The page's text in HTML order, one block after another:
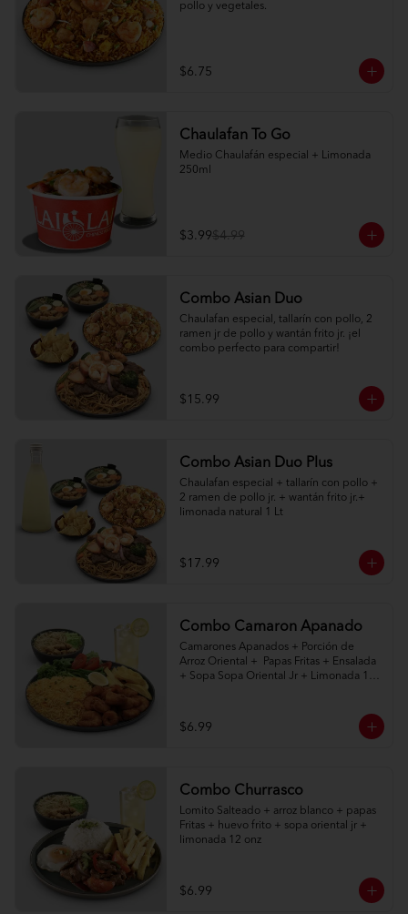
pollo y vegetales.
$6.75
Chaulafan To Go
Medio Chaulafán especial + Limonada
250ml
$3.99$4.99
Combo Asian Duo
Chaulafan especial, tallarín con pollo, 2
ramen jr de pollo y wantán frito jr. ¡el
combo perfecto para compartir!
$15.99
Combo Asian Duo Plus
Chaulafan especial + tallarín con pollo +
2 ramen de pollo jr. + wantán frito jr.+
limonada natural 1 Lt
$17.99
Combo Camaron Apanado
Camarones Apanados + Porción de
Arroz Oriental +  Papas Fritas + Ensalada
+ Sopa Sopa Oriental Jr + Limonada 12
$6.99
Combo Churrasco
Lomito Salteado + arroz blanco + papas
Fritas + huevo frito + sopa oriental jr +
limonada 12 onz
$6.99